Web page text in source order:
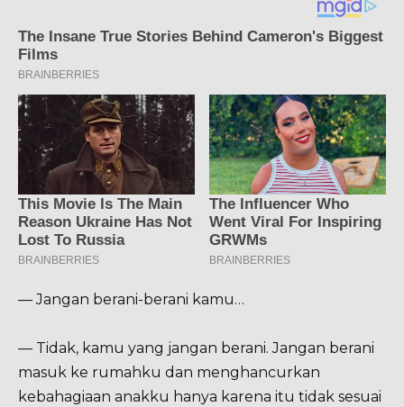
— Jangan berani-berani kamu…
— Tidak, kamu yang jangan berani. Jangan berani
masuk ke rumahku dan menghancurkan
kebahagiaan anakku hanya karena itu tidak sesuai